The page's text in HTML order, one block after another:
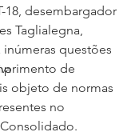
18, desembargador
Taglialegna,
questões
de
objeto de normas
no